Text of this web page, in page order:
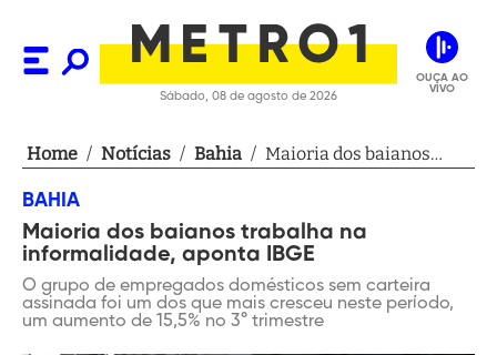
Sábado, 08 de agosto de 2026
OUÇA AO
VIVO
Home / Notícias / Bahia / Maioria dos baianos
IBGE
BAHIA
Maioria dos baianos trabalha na
informalidade, aponta IBGE
O grupo de empregados domésticos sem carteira
assinada foi um dos que mais cresceu neste período,
um aumento de 15,5% no 3° trimestre